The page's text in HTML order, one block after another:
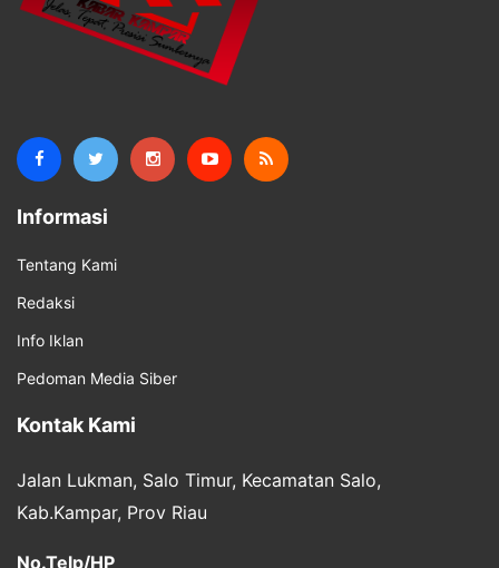
Informasi
Tentang Kami
Redaksi
Info Iklan
Pedoman Media Siber
Kontak Kami
Jalan Lukman, Salo Timur, Kecamatan Salo,
Kab.Kampar, Prov Riau
No.Telp/HP